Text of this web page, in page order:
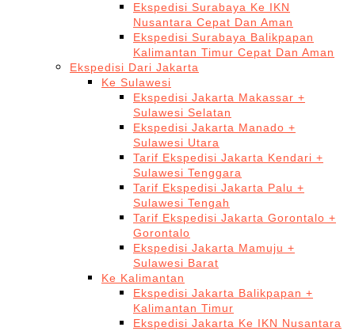
Ekspedisi Surabaya Ke IKN
Nusantara Cepat Dan Aman
Ekspedisi Surabaya Balikpapan
Kalimantan Timur Cepat Dan Aman
Ekspedisi Dari Jakarta
Ke Sulawesi
Ekspedisi Jakarta Makassar +
Sulawesi Selatan
Ekspedisi Jakarta Manado +
Sulawesi Utara
Tarif Ekspedisi Jakarta Kendari +
Sulawesi Tenggara
Tarif Ekspedisi Jakarta Palu +
Sulawesi Tengah
Tarif Ekspedisi Jakarta Gorontalo +
Gorontalo
Ekspedisi Jakarta Mamuju +
Sulawesi Barat
Ke Kalimantan
Ekspedisi Jakarta Balikpapan +
Kalimantan Timur
Ekspedisi Jakarta Ke IKN Nusantara